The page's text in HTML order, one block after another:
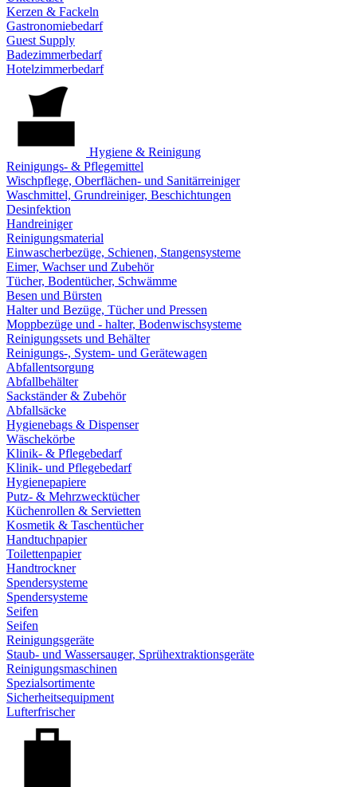
Kerzen & Fackeln
Gastronomiebedarf
Guest Supply
Badezimmerbedarf
Hotelzimmerbedarf
Hygiene & Reinigung
Reinigungs- & Pflegemittel
Wischpflege, Oberflächen- und Sanitärreiniger
Waschmittel, Grundreiniger, Beschichtungen
Desinfektion
Handreiniger
Reinigungsmaterial
Einwascherbezüge, Schienen, Stangensysteme
Eimer, Wachser und Zubehör
Tücher, Bodentücher, Schwämme
Besen und Bürsten
Halter und Bezüge, Tücher und Pressen
Moppbezüge und - halter, Bodenwischsysteme
Reinigungssets und Behälter
Reinigungs-, System- und Gerätewagen
Abfallentsorgung
Abfallbehälter
Sackständer & Zubehör
Abfallsäcke
Hygienebags & Dispenser
Wäschekörbe
Klinik- & Pflegebedarf
Klinik- und Pflegebedarf
Hygienepapiere
Putz- & Mehrzwecktücher
Küchenrollen & Servietten
Kosmetik & Taschentücher
Handtuchpapier
Toilettenpapier
Handtrockner
Spendersysteme
Spendersysteme
Seifen
Seifen
Reinigungsgeräte
Staub- und Wassersauger, Sprühextraktionsgeräte
Reinigungsmaschinen
Spezialsortimente
Sicherheitsequipment
Lufterfrischer